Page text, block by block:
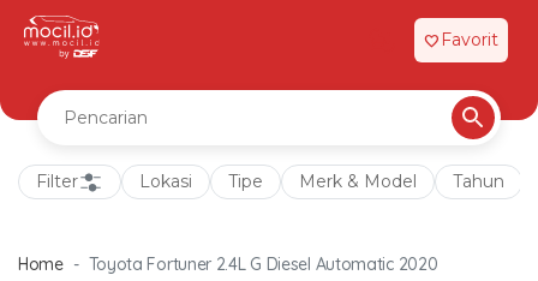
favorite Favorit
Filter Lokasi Tipe Merk & Model Tahun
Home Toyota Fortuner 2.4L G Diesel Automatic 2020